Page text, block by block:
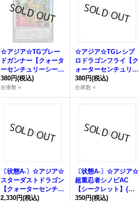
☆アジア☆TGブレー
ドガンナー【クォータ
ーセンチュリーシーク
レット】{アジアQCC
P-JP043}《シンク
ロ》
380円(税込)
在庫数 ×
☆アジア☆TGレシプ
ロドラゴンフライ【ク
ォーターセンチュリー
シークレット】{アジ
アQCCP-JP041}《シ
ンクロ》
380円(税込)
在庫数 ×
〔状態A-〕☆アジア☆
スターダストドラゴン
【クォーターセンチュ
リーシークレット】
2,330円(税込)
〔状態A-〕☆アジア☆
超重忍者シノビAC
【シークレット】{ア
ジアRATE-JP044}
350円(税込)